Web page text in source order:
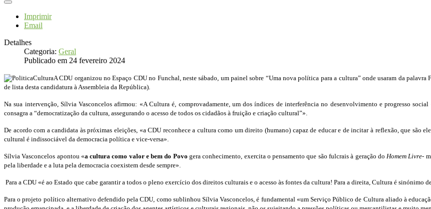
Imprimir
Email
Detalhes
Categoria: Geral
Publicado em 24 fevereiro 2024
A CDU organizou no Espaço CDU no Funchal, neste sábado, um painel sobre “Uma nova política para a cultura” onde usaram da
de lista desta candidatura à Assembleia da República).
Na sua intervenção, Sílvia Vasconcelos afirmou: «A Cultura é, comprovadamente, um dos índices de interferência no desenvolvimento e progresso
consagra a “democratização da cultura, assegurando o acesso de todos os cidadãos à fruição e criação cultural”».
De acordo com a candidata às próximas eleições, «a CDU reconhece a cultura como um direito (humano) capaz de educar e de incitar à reflexão, que são
cultural é indissociável da democracia política e vice-versa».
Sílvia Vasconcelos apontou «a cultura como valor e bem do Povo gera conhecimento, exercita o pensamento que são fulcrais à geração do Homem Livre-
pela liberdade e a luta pela democracia coexistem desde sempre».
Para a CDU «é ao Estado que cabe garantir a todos o pleno exercício dos direitos culturais e o acesso às fontes da cultura! Para a direita, Cultura é
Para o projeto político alternativo defendido pela CDU, como sublinhou Sílvia Vasconcelos, é fundamental «um Serviço Público de Cultura aliado à